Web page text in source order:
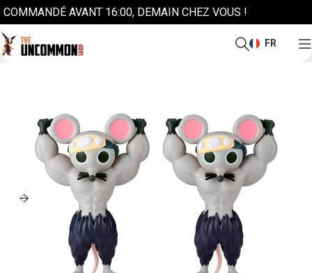
COMMANDÉ AVANT 16:00, DEMAIN CHEZ VOUS !
FR